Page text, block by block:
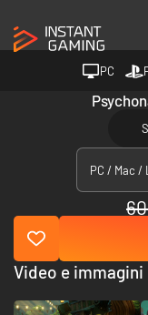
PC
PC / Mac /
Video e immagini